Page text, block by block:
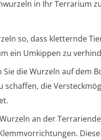
in Ihr Terrarium
so, dass kletternde
ein Umkippen zu
Sie die Wurzeln auf dem
schaffen, die
an der